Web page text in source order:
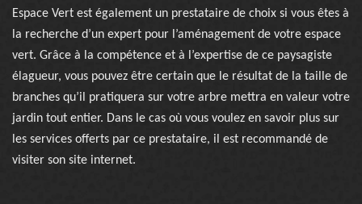
Espace Vert est également un prestataire de choix si vous êtes à
la recherche d’un expert pour l’aménagement de votre espace
vert. Grâce à la compétence et à l’expertise de ce paysagiste
élagueur, vous pouvez être certain que le résultat de la taille de
branches qu’il pratiquera sur votre arbre mettra en valeur votre
jardin tout entier. Dans le cas où vous voulez en savoir plus sur
les services offerts par ce prestataire, il est recommandé de
visiter son site internet.